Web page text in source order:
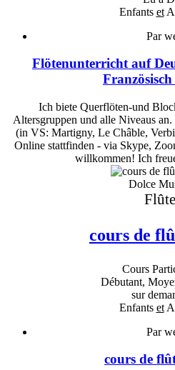
Enfants et
Par
Flötenunterricht auf
Ich biete Querflöten-und
Altersgruppen und alle Niveaus
(in VS: Martigny, Le Châble,
Online stattfinden - via Skype,
willkommen! Ich
Dolce
Flûte
cours de
Cours
Débutant,
sur
Enfants et
Par
cours de